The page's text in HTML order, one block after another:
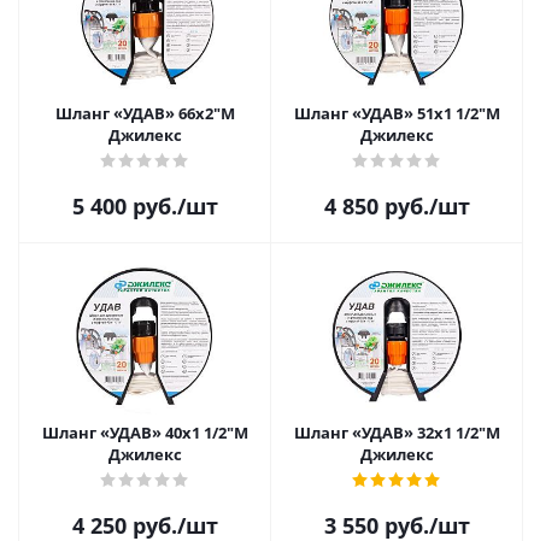
Шланг «УДАВ» 66х2"М
Джилекс
5 400руб./шт
Шланг «УДАВ» 51х1 1/2"М
Джилекс
4 850руб./шт
Шланг «УДАВ» 40х1 1/2"М
Джилекс
4 250руб./шт
Шланг «УДАВ» 32х1 1/2"М
Джилекс
3 550руб./шт